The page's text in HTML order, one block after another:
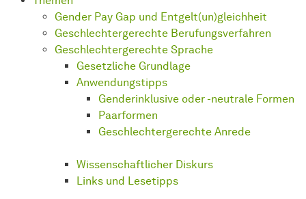
Gender Pay Gap und Entgelt(un)gleichheit
Geschlechtergerechte Berufungsverfahren
Geschlechtergerechte Sprache
Gesetzliche Grundlage
Anwendungstipps
Genderinklusive oder -neutrale Formen
Paarformen
Geschlechtergerechte Anrede
Wissenschaftlicher Diskurs
Links und Lesetipps